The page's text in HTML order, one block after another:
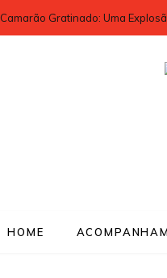
Camarão Gratinado: Uma
HOME